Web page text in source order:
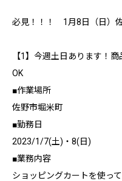
必見！！！ 1月8日（日）
【1】今週土日あります！
OK
■作業場所
佐野市堀米町
■勤務日
2023/1/7(土)・8(日)
■業務内容
ショッピングカートを使っ